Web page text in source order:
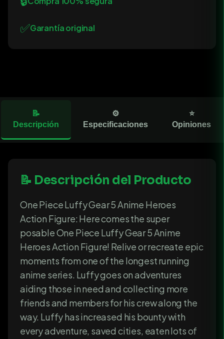
✅Garantía original
📝
Descripción
⚙️
Especificaciones
⭐
Opiniones
📝 Descripción del Producto
One Piece Luffy Gear 5 Anime Heroes
Action Figure: Here comes the super
posable One Piece Luffy Gear 5 Anime
Heroes Action Figure! Relive or recreate epic
moments from one of the longest running
anime series. Luffy goes on adventures
aiding those in need and collecting more
friends and members for his crew along the
way. Luffy has increased his bounty with
every adventure, saved cities, eaten lots of